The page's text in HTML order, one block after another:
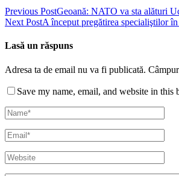
Previous PostGeoană: NATO va sta alături
Next PostA început pregătirea specialiştilor
Lasă un răspuns
Adresa ta de email nu va fi publicată.
Save my name, email, and website in